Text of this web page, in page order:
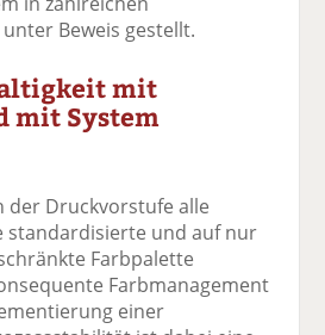
Beweis gestellt.
mit
mit System
der Druckvorstufe alle
standardisierte und auf nur
Farbpalette
Farbmanagement
einer